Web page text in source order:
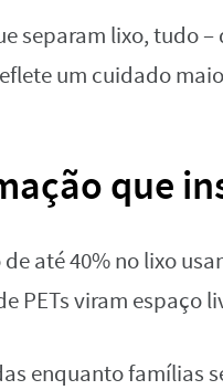
separam lixo, tudo
um cuidado
que
até 40% no lixo
PETs viram espaço
enquanto famílias